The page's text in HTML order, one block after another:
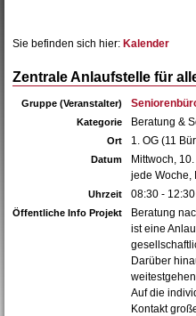
Sie befinden sich hier: Kalender
Zentrale Anlaufstelle für
Gruppe (Veranstalter)
Kategorie Beratung &
Ort 1. OG (11
Datum
Mittwoch,
jede Woche,
Uhrzeit 08:30 -
Öffentliche Info Projekt
Beratung
ist eine
Darüber
Auf die
Kontakt